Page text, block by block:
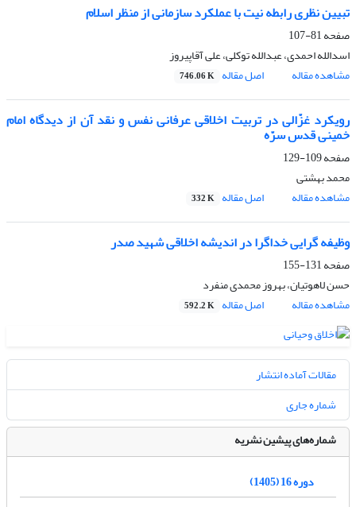
تبیین نظری رابطه نیت با عملکرد سازمانی از منظر اسلام
صفحه81-107
اسدالله احمدی، عبدالله توکلی، علی آقاپیروز
مشاهده مقاله
اصل مقاله 746.06 K
رویکرد غزّالی در تربیت اخلاقی عرفانی نفس و نقد آن از دیدگاه امام
خمینی قدس سرّه
صفحه109-129
محمد بهشتی
مشاهده مقاله
اصل مقاله 332 K
وظیفه گرایی خداگرا در اندیشه اخلاقی شهید صدر
صفحه131-155
حسن لاهوتیان، بهروز محمدی منفرد
مشاهده مقاله
اصل مقاله 592.2 K
مقالات آماده انتشار
شماره جاری
شماره‌های پیشین نشریه
دوره 16 (1405)